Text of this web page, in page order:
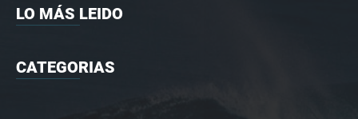
LO MÁS LEIDO
CATEGORIAS